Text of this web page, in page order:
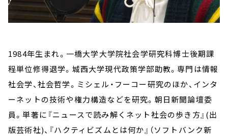
1984年生まれ。一橋大学大学院社会学研究科博士後期課
程単位修得退学。城西大学現代政策学部助教。専門は情報
社会学、社会哲学。ミシェル・フーコー研究のほか、インタ
ーネットの技術や権力構造などを研究。朝日新聞論壇委
員。単著に『ニュースで読み解くネット社会の歩き方』(出
版芸術社)、『ハクティビズムとは何か』（ソフトバンク新